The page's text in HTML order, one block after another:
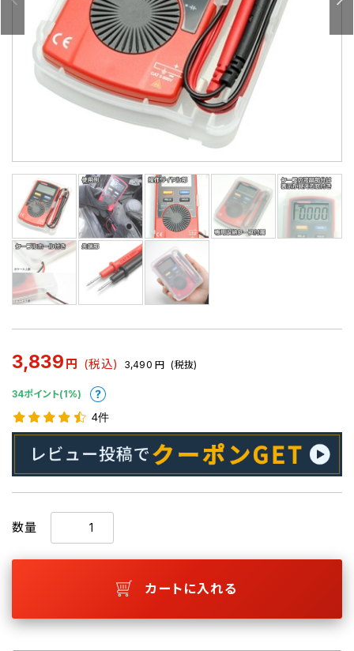
3,839 円 (税込) 3,490 円 (税抜)
34ポイント(1%)
4件
数量
カートに入れる